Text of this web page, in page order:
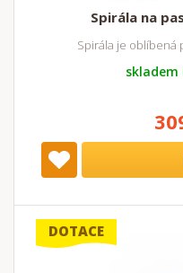
Spirála na
Spirála je oblíbená
DOTACE